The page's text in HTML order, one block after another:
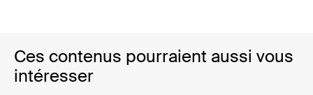
Ces contenus pourraient aussi vous
intéresser